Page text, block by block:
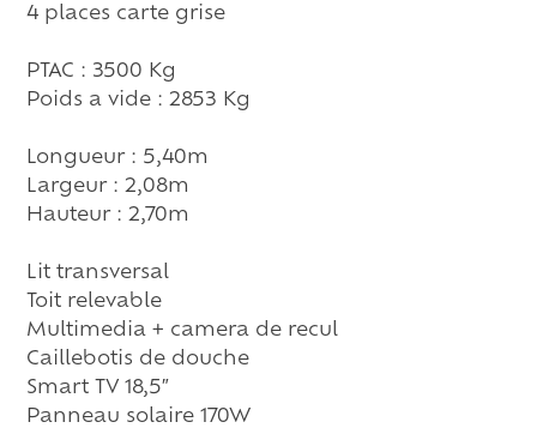
4 places carte grise
PTAC : 3500 Kg
Poids a vide : 2853 Kg
Longueur : 5,40m
Largeur : 2,08m
Hauteur : 2,70m
Lit transversal
Toit relevable
Multimedia + camera de recul
Caillebotis de douche
Smart TV 18,5″
Panneau solaire 170W